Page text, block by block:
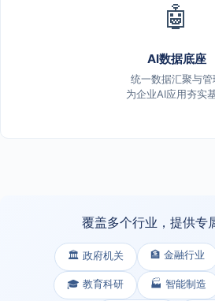
🤖
AI数据底座
统一数据汇聚与管
为企业AI应用夯实
覆盖多个行业，提供专
🏛️ 政府机关 🏦 金融行业
🎓 教育科研 🏭 智能制造